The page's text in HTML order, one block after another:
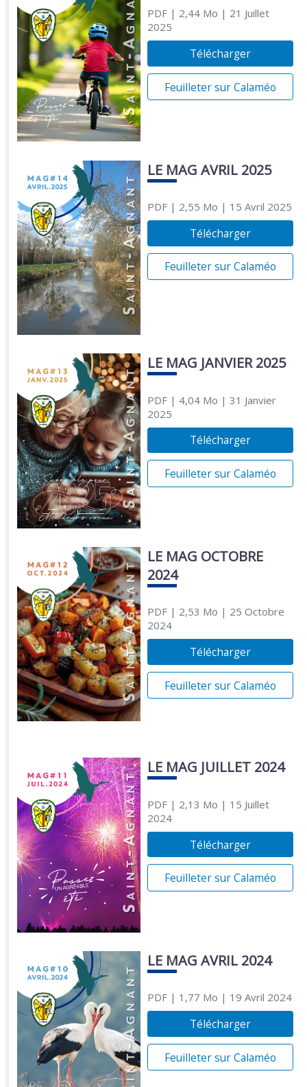
PDF| 2,44 Mo | 21 Juillet
2025
Télécharger
Feuilleter sur Calaméo
LE MAG AVRIL 2025
PDF| 2,55 Mo | 15 Avril 2025
Télécharger
Feuilleter sur Calaméo
LE MAG JANVIER 2025
PDF| 4,04 Mo | 31 Janvier
2025
Télécharger
Feuilleter sur Calaméo
LE MAG OCTOBRE
2024
PDF| 2,53 Mo | 25 Octobre
2024
Télécharger
Feuilleter sur Calaméo
LE MAG JUILLET 2024
PDF| 2,13 Mo | 15 Juillet
2024
Télécharger
Feuilleter sur Calaméo
LE MAG AVRIL 2024
PDF| 1,77 Mo | 19 Avril 2024
Télécharger
Feuilleter sur Calaméo